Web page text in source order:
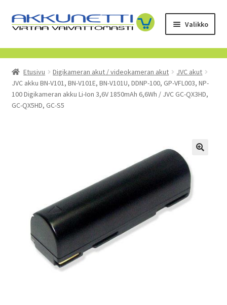
Siirry
navigointiin
Siirry
sisältöön
Valikko
Kauppa
Tietoa meistä
Yrityksille
Etusivu Digikameran akut / videokameran akut
JVC akut
JVC akku BN-V101, BN-V101E, BN-V101U, DDNP-100, GP-VFL003, NP-
100 Digikameran akku Li-Ion 3,6V 1850mAh 6,6Wh / JVC GC-QX3HD,
GC-QX5HD, GC-S5